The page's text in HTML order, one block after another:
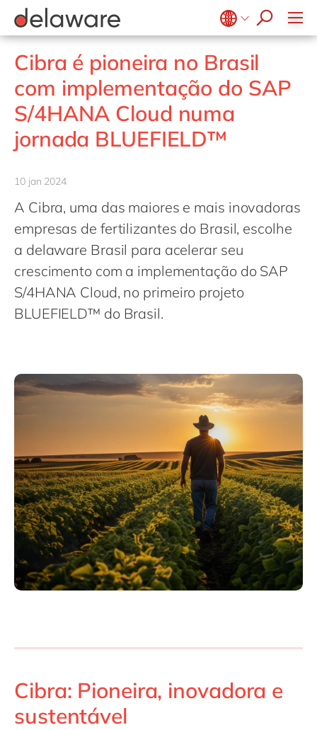
Belgium en
fr
Brazil
China
zh
France
Germany
Malaysia
Morocco
en
Netherlands
Philippines
Switzerland
UK & Ireland
en
Diversidade & Inclusão
Responsabilidade Social
Cibra é pioneira no Brasil
com implementação do SAP
S/4HANA Cloud numa
jornada BLUEFIELD™
10 jan 2024
A Cibra, uma das maiores e mais inovadoras
empresas de fertilizantes do Brasil, escolhe
a delaware Brasil para acelerar seu
crescimento com a implementação do SAP
S/4HANA Cloud, no primeiro projeto
BLUEFIELD™ do Brasil.
Cibra: Pioneira, inovadora e
sustentável